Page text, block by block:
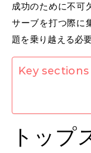
成功のために不可
サーブを打つ際に
題を乗り越える必
Key
トップ